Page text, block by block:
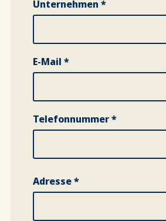
Unternehmen *
E-Mail *
Telefonnummer *
Vollständige Lieferadresse *
Adresse *